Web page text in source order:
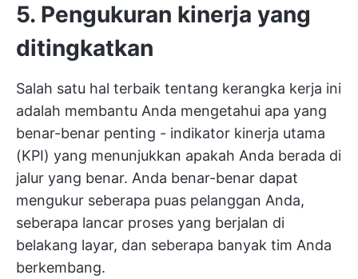
5. Pengukuran kinerja yang
ditingkatkan
Salah satu hal terbaik tentang kerangka kerja ini
adalah membantu Anda mengetahui apa yang
benar-benar penting - indikator kinerja utama
(KPI) yang menunjukkan apakah Anda berada di
jalur yang benar. Anda benar-benar dapat
mengukur seberapa puas pelanggan Anda,
seberapa lancar proses yang berjalan di
belakang layar, dan seberapa banyak tim Anda
berkembang.